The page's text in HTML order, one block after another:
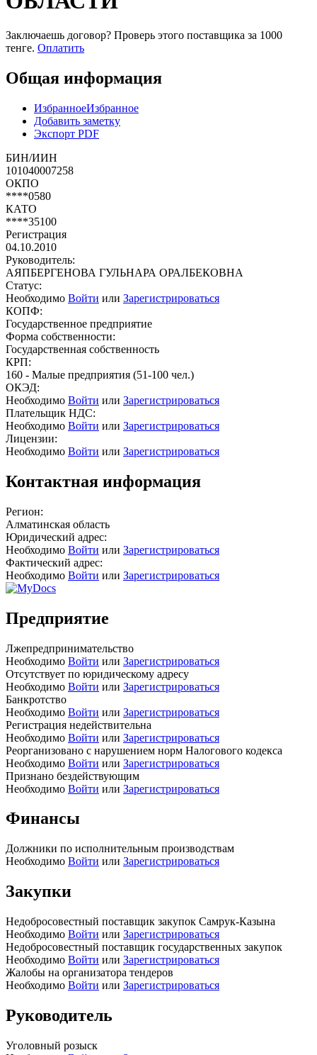
Заключаешь договор? Проверь этого поставщика за 1000
тенге. Оплатить
Общая информация
ИзбранноеИзбранное
Добавить заметку
Экспорт PDF
БИН/ИИН
101040007258
ОКПО
****0580
КАТО
****35100
Регистрация
04.10.2010
Руководитель:
АЯПБЕРГЕНОВА ГУЛЬНАРА ОРАЛБЕКОВНА
Статус:
Необходимо Войти или Зарегистрироваться
КОПФ:
Государственное предприятие
Форма собственности:
Государственная собственность
КРП:
160 - Малые предприятия (51-100 чел.)
ОКЭД:
Необходимо Войти или Зарегистрироваться
Плательщик НДС:
Необходимо Войти или Зарегистрироваться
Лицензии:
Необходимо Войти или Зарегистрироваться
Контактная информация
Регион:
Алматинская область
Юридический адрес:
Необходимо Войти или Зарегистрироваться
Фактический адрес:
Необходимо Войти или Зарегистрироваться
Предприятие
Лжепредпринимательство
Необходимо Войти или Зарегистрироваться
Отсутствует по юридическому адресу
Необходимо Войти или Зарегистрироваться
Банкротство
Необходимо Войти или Зарегистрироваться
Регистрация недействительна
Необходимо Войти или Зарегистрироваться
Реорганизовано с нарушением норм Налогового кодекса
Необходимо Войти или Зарегистрироваться
Признано бездействующим
Необходимо Войти или Зарегистрироваться
Финансы
Должники по исполнительным производствам
Необходимо Войти или Зарегистрироваться
Закупки
Недобросовестный поставщик закупок Самрук-Казына
Необходимо Войти или Зарегистрироваться
Недобросовестный поставщик государственных закупок
Необходимо Войти или Зарегистрироваться
Жалобы на организатора тендеров
Необходимо Войти или Зарегистрироваться
Руководитель
Уголовный розыск